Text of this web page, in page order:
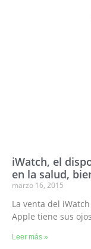
iWatch, el
en la salud,
marzo 16, 2015
La venta del
Apple tiene sus
Leer más »